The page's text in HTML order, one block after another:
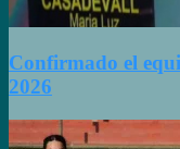
Confirmado el
2026